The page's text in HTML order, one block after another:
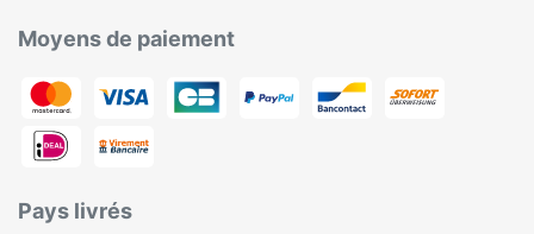
Moyens de paiement
Pays livrés